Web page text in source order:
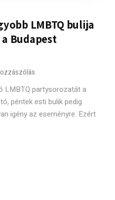
LMBTQ bulija
Budapest
LMBTQ partysorozatát a
péntek esti bulik pedig
igény az eseményre. Ezért